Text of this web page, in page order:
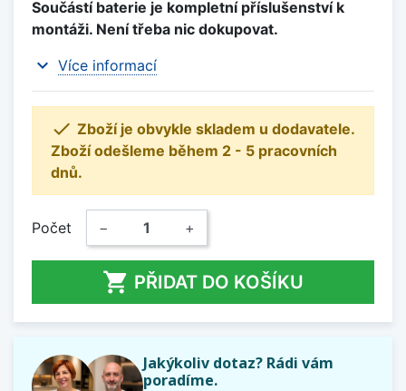
Součástí baterie je kompletní příslušenství k
montáži. Není třeba nic dokupovat.
expand_more Více informací
 Zboží je obvykle skladem u dodavatele.
Zboží odešleme během 2 - 5 pracovních
dnů.
Počet − +
 PŘIDAT DO KOŠÍKU
Jakýkoliv dotaz? Rádi vám
poradíme.